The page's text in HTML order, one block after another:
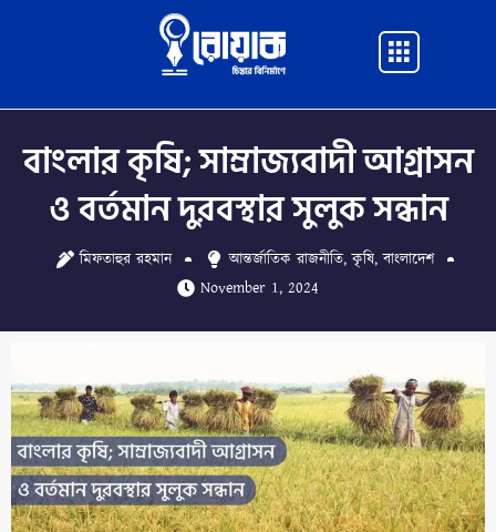
Main
বাংলার কৃষি; সাম্রাজ্যবাদী আগ্রাসন
ও বর্তমান দুরবস্থার সুলুক সন্ধান
মিফতাহুর রহমান আন্তর্জাতিক রাজনীতি,কৃষি,বাংলাদেশ
November 1, 2024